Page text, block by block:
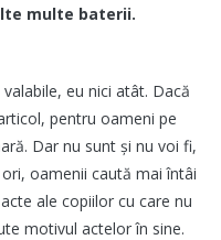
multe baterii.
eu nici atât. Dacă
pentru oameni pe
Dar nu sunt și nu voi fi,
oamenii caută mai întâi
ale copiilor cu care nu
motivul actelor în sine.